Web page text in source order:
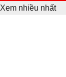
Xem nhiều nhất